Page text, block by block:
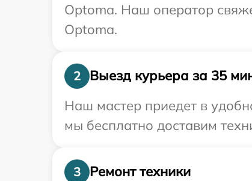
Optoma. Наш оператор
Optoma.
2
Выезд курьера за 35
Наш мастер приедет в
мы бесплатно доставим
3
Ремонт техники